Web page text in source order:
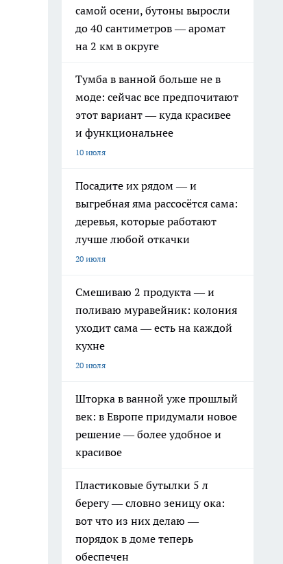
самой осени, бутоны выросли
до 40 сантиметров — аромат
на 2 км в округе
Тумба в ванной больше не в
моде: сейчас все предпочитают
этот вариант — куда красивее
и функциональнее
10 июля
Посадите их рядом — и
выгребная яма рассосётся сама:
деревья, которые работают
лучше любой откачки
20 июля
Смешиваю 2 продукта — и
поливаю муравейник: колония
уходит сама — есть на каждой
кухне
20 июля
Шторка в ванной уже прошлый
век: в Европе придумали новое
решение — более удобное и
красивое
Пластиковые бутылки 5 л
берегу — словно зеницу ока:
вот что из них делаю —
порядок в доме теперь
обеспечен